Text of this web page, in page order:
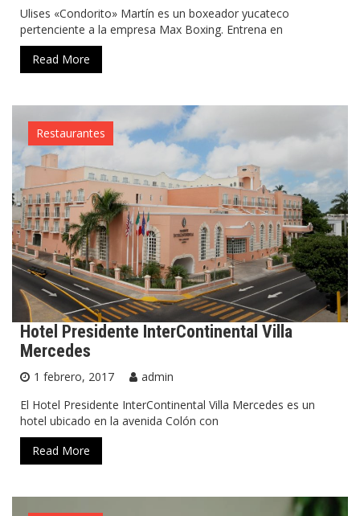
Ulises «Condorito» Martín es un boxeador yucateco
pertenciente a la empresa Max Boxing. Entrena en
Read More
Restaurantes
Hotel Presidente InterContinental Villa
Mercedes
1 febrero, 2017
admin
El Hotel Presidente InterContinental Villa Mercedes es un
hotel ubicado en la avenida Colón con
Read More